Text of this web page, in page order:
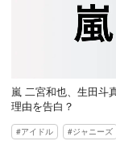
嵐 二宮和也、生田斗
理由を告白？
アイドル ジャニーズ